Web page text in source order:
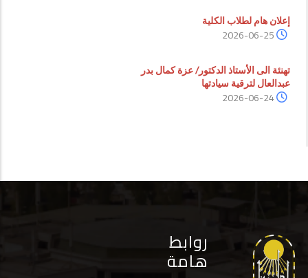
إعلان هام لطلاب الكلية
2026-06-25
تهنئة الى الأستاذ الدكتور/ عزة كمال بدر
عبدالعال لترقية سيادتها
2026-06-24
روابط
هامة